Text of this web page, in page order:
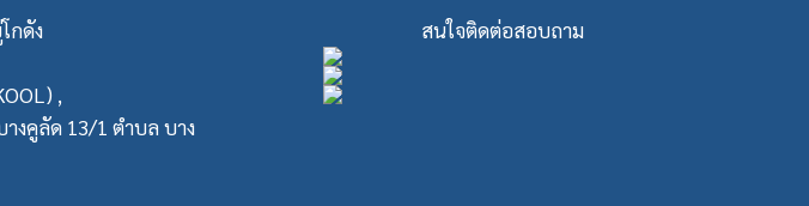
กดัง
,
งคูลัด 13/1 ตำบล บาง
สนใจติดต่อสอบถาม